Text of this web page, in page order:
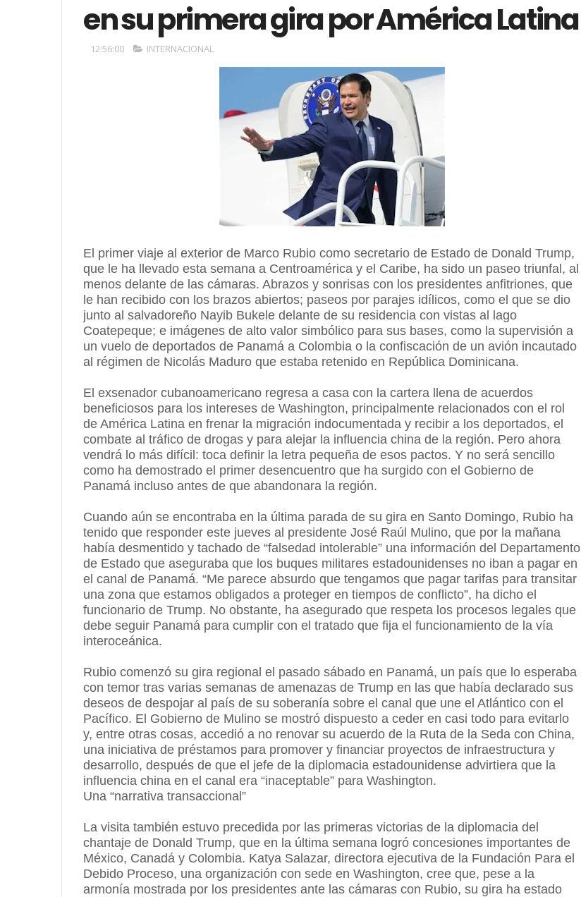
en su primera gira por América Latina
12:56:00 INTERNACIONAL
El primer viaje al exterior de Marco Rubio como secretario de Estado de Donald Trump,
que le ha llevado esta semana a Centroamérica y el Caribe, ha sido un paseo triunfal, al
menos delante de las cámaras. Abrazos y sonrisas con los presidentes anfitriones, que
le han recibido con los brazos abiertos; paseos por parajes idílicos, como el que se dio
junto al salvadoreño Nayib Bukele delante de su residencia con vistas al lago
Coatepeque; e imágenes de alto valor simbólico para sus bases, como la supervisión a
un vuelo de deportados de Panamá a Colombia o la confiscación de un avión incautado
al régimen de Nicolás Maduro que estaba retenido en República Dominicana.
El exsenador cubanoamericano regresa a casa con la cartera llena de acuerdos
beneficiosos para los intereses de Washington, principalmente relacionados con el rol
de América Latina en frenar la migración indocumentada y recibir a los deportados, el
combate al tráfico de drogas y para alejar la influencia china de la región. Pero ahora
vendrá lo más difícil: toca definir la letra pequeña de esos pactos. Y no será sencillo
como ha demostrado el primer desencuentro que ha surgido con el Gobierno de
Panamá incluso antes de que abandonara la región.
Cuando aún se encontraba en la última parada de su gira en Santo Domingo, Rubio ha
tenido que responder este jueves al presidente José Raúl Mulino, que por la mañana
había desmentido y tachado de “falsedad intolerable” una información del Departamento
de Estado que aseguraba que los buques militares estadounidenses no iban a pagar en
el canal de Panamá. “Me parece absurdo que tengamos que pagar tarifas para transitar
una zona que estamos obligados a proteger en tiempos de conflicto”, ha dicho el
funcionario de Trump. No obstante, ha asegurado que respeta los procesos legales que
debe seguir Panamá para cumplir con el tratado que fija el funcionamiento de la vía
interoceánica.
Rubio comenzó su gira regional el pasado sábado en Panamá, un país que lo esperaba
con temor tras varias semanas de amenazas de Trump en las que había declarado sus
deseos de despojar al país de su soberanía sobre el canal que une el Atlántico con el
Pacífico. El Gobierno de Mulino se mostró dispuesto a ceder en casi todo para evitarlo
y, entre otras cosas, accedió a no renovar su acuerdo de la Ruta de la Seda con China,
una iniciativa de préstamos para promover y financiar proyectos de infraestructura y
desarrollo, después de que el jefe de la diplomacia estadounidense advirtiera que la
influencia china en el canal era “inaceptable” para Washington.
Una “narrativa transaccional”
La visita también estuvo precedida por las primeras victorias de la diplomacia del
chantaje de Donald Trump, que en la última semana logró concesiones importantes de
México, Canadá y Colombia. Katya Salazar, directora ejecutiva de la Fundación Para el
Debido Proceso, una organización con sede en Washington, cree que, pese a la
armonía mostrada por los presidentes ante las cámaras con Rubio, su gira ha estado